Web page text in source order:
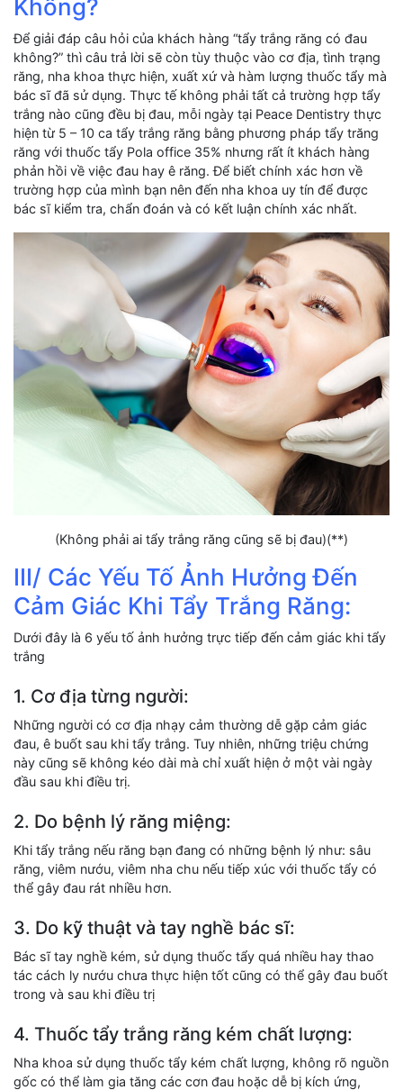
Không?
Để giải đáp câu hỏi của khách hàng “tẩy trắng răng có đau
không?” thì câu trả lời sẽ còn tùy thuộc vào cơ địa, tình trạng
răng, nha khoa thực hiện, xuất xứ và hàm lượng thuốc tẩy mà
bác sĩ đã sử dụng. Thực tế không phải tất cả trường hợp tẩy
trắng nào cũng đều bị đau, mỗi ngày tại Peace Dentistry thực
hiện từ 5 – 10 ca tẩy trắng răng bằng phương pháp tẩy trăng
răng với thuốc tẩy Pola office 35% nhưng rất ít khách hàng
phản hồi về việc đau hay ê răng. Để biết chính xác hơn về
trường hợp của mình bạn nên đến nha khoa uy tín để được
bác sĩ kiểm tra, chẩn đoán và có kết luận chính xác nhất.
(Không phải ai tẩy trắng răng cũng sẽ bị đau)(**)
III/ Các Yếu Tố Ảnh Hưởng Đến
Cảm Giác Khi Tẩy Trắng Răng:
Dưới đây là 6 yếu tố ảnh hưởng trực tiếp đến cảm giác khi tẩy
trắng
1. Cơ địa từng người:
Những người có cơ địa nhạy cảm thường dễ gặp cảm giác
đau, ê buốt sau khi tẩy trắng. Tuy nhiên, những triệu chứng
này cũng sẽ không kéo dài mà chỉ xuất hiện ở một vài ngày
đầu sau khi điều trị.
2. Do bệnh lý răng miệng:
Khi tẩy trắng nếu răng bạn đang có những bệnh lý như: sâu
răng, viêm nướu, viêm nha chu nếu tiếp xúc với thuốc tẩy có
thể gây đau rát nhiều hơn.
3. Do kỹ thuật và tay nghề bác sĩ:
Bác sĩ tay nghề kém, sử dụng thuốc tẩy quá nhiều hay thao
tác cách ly nướu chưa thực hiện tốt cũng có thể gây đau buốt
trong và sau khi điều trị
4. Thuốc tẩy trắng răng kém chất lượng:
Nha khoa sử dụng thuốc tẩy kém chất lượng, không rõ nguồn
gốc có thể làm gia tăng các cơn đau hoặc dễ bị kích ứng,